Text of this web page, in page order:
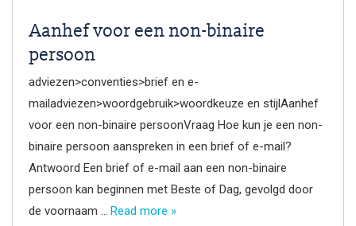
Aanhef voor een non-binaire
persoon
adviezen>conventies>brief en e-
mailadviezen>woordgebruik>woordkeuze en stijlAanhef
voor een non-binaire persoonVraag Hoe kun je een non-
binaire persoon aanspreken in een brief of e-mail?
Antwoord Een brief of e-mail aan een non-binaire
persoon kan beginnen met Beste of Dag, gevolgd door
de voornaam … Read more »